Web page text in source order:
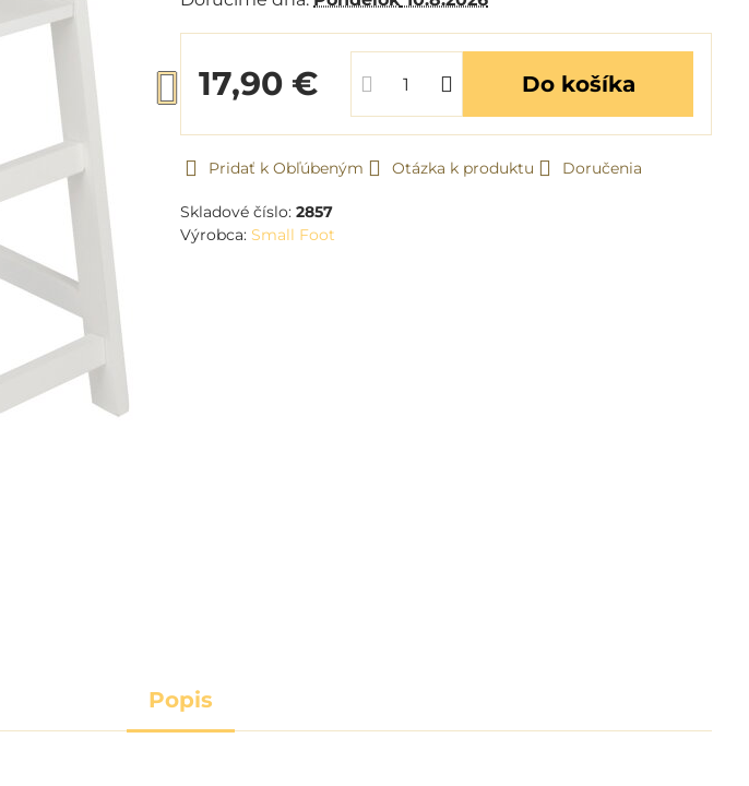
17,90 € Do košíka
Pridať k Obľúbeným Otázka k produktu Doručenia
Skladové číslo:2857
Výrobca:Small Foot
Popis